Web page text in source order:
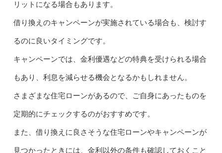
リットになる場合もあります。
借り換えのキャンペーンが実施されている場合も、検討す
るのに良いタイミングです。
キャンペーンでは、金利優遇などの特典を受けられる場合
もあり、利息を減らせる機会となるかもしれません。
さまざまな住宅ローンがあるので、ご自身にあったものを
定期的にチェックするのがおすすめです。
また、借り換えに良さそうな住宅ローンやキャンペーンが
見つかったときには、金利以外の条件も確認しておくこと